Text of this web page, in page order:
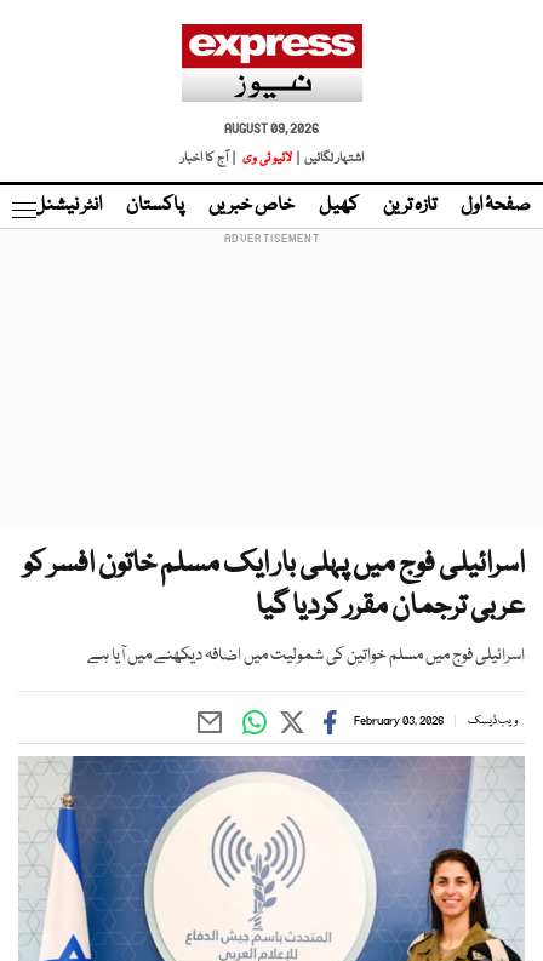
AUGUST 09, 2026
اشتہار لگائیں |
لائیو ٹی وی | آج کا اخبار
صفحۂ اول تازہ ترین کھیل خاص خبریں پاکستان انٹر نیشنل
اسرائیلی فوج میں پہلی بار ایک مسلم خاتون افسر کو
عربی ترجمان مقرر کردیا گیا
اسرائیلی فوج میں مسلم خواتین کی شمولیت میں اضافہ دیکھنے میں آیا ہے
ویب ڈیسک February 03, 2026